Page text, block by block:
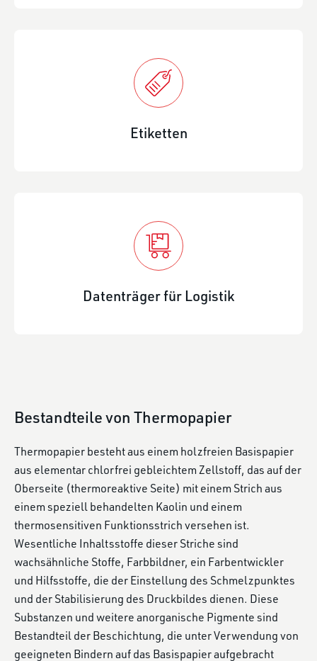
Etiketten
Datenträger für Logistik
Bestandteile von Thermopapier
Thermopapier besteht aus einem holzfreien Basispapier
aus elementar chlorfrei gebleichtem Zellstoff, das auf der
Oberseite (thermoreaktive Seite) mit einem Strich aus
einem speziell behandelten Kaolin und einem
thermosensitiven Funktionsstrich versehen ist.
Wesentliche Inhaltsstoffe dieser Striche sind
wachsähnliche Stoffe, Farbbildner, ein Farbentwickler
und Hilfsstoffe, die der Einstellung des Schmelzpunktes
und der Stabilisierung des Druckbildes dienen. Diese
Substanzen und weitere anorganische Pigmente sind
Bestandteil der Beschichtung, die unter Verwendung von
geeigneten Bindern auf das Basispapier aufgebracht